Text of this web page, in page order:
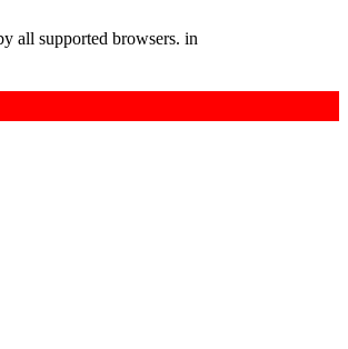
all supported browsers. in